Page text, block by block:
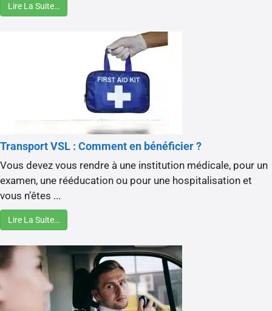
Lire La Suite…
Transport VSL : Comment en bénéficier ?
Vous devez vous rendre à une institution médicale, pour un
examen, une rééducation ou pour une hospitalisation et
vous n’êtes ...
Lire La Suite…